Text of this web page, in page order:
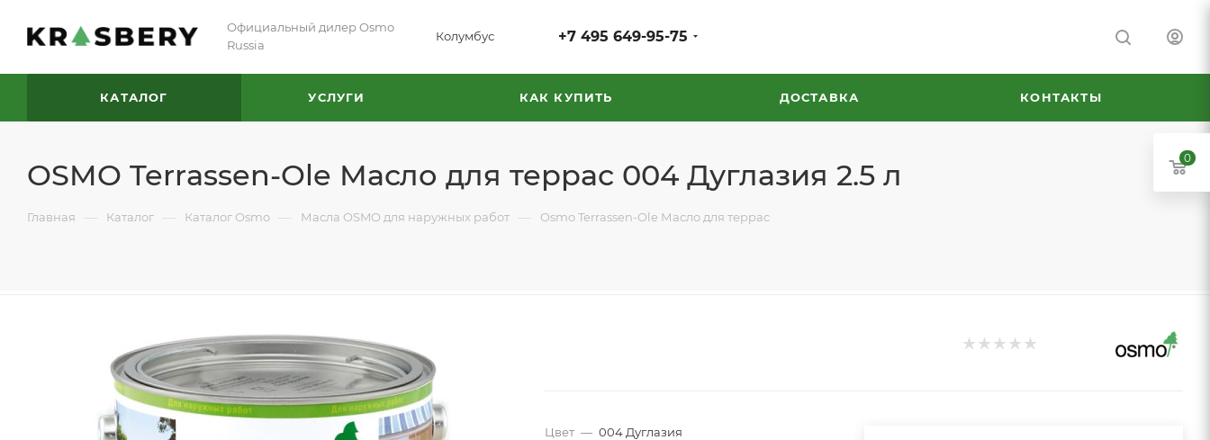
Официальный дилер Osmo
Russia
Колумбус +7 495 649-95-75
КАТАЛОГ УСЛУГИ КАК КУПИТЬ ДОСТАВКА КОНТАКТЫ
OSMO Terrassen-Ole Масло для террас 004 Дуглазия 2.5 л
Главная — Каталог — Каталог Osmo — Масла OSMO для наружных работ — Osmo Terrassen-Ole Масло для террас
Цвет — 004 Дуглазия
0